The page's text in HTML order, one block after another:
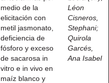
medio de la
elicitación con
metil jasmonato,
deficiencia de
fósforo y exceso
de sacarosa in
vitro e in vivo en
maíz blanco y
Léon
Cisneros,
Stephani;
Quirola
Garcés,
Ana Isabel